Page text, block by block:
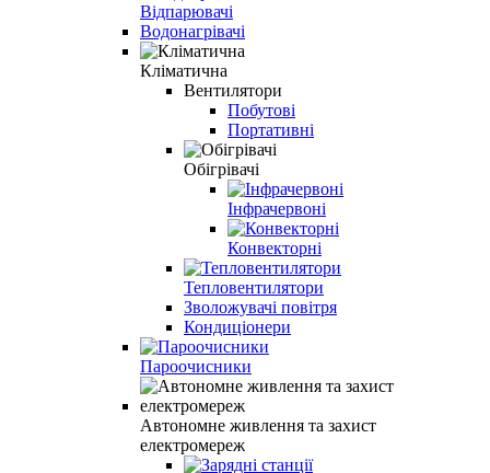
Відпарювачі
Водонагрівачі
Кліматична
Вентилятори
Побутові
Портативні
Обігрівачі
Інфрачервоні
Конвекторні
Тепловентилятори
Зволожувачі повітря
Кондиціонери
Пароочисники
Автономне живлення та захист
електромереж